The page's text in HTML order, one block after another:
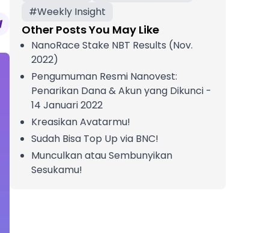
#Weekly Insight
Other Posts You May Like
NanoRace Stake NBT Results (Nov.
2022)
Pengumuman Resmi Nanovest:
Penarikan Dana & Akun yang Dikunci -
14 Januari 2022
Kreasikan Avatarmu!
Sudah Bisa Top Up via BNC!
Munculkan atau Sembunyikan
Sesukamu!